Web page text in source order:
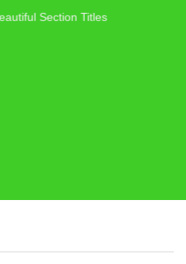
Section Titles